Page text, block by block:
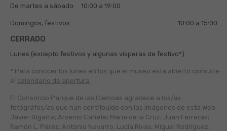
De martes a sábado 10:00 a 19:00
Domingos, festivos 10:00 a 15:00
CERRADO
Lunes (excepto festivos y algunas vísperas de festivo*)
* Para conocer los lunes en los que el museo está abierto consulte
el calendario de apertura
El Consorcio Parque de las Ciencias agradece a los/as
fotógráfos/as que han contribuido con las imágenes de esta Web:
Javier Algarra; Arsenio Cañete; María de la Cruz; Juan Ferreras;
Ramón L. Pérez; Antonio Navarro; Lucía Rivas; Miguel Rodríguez;